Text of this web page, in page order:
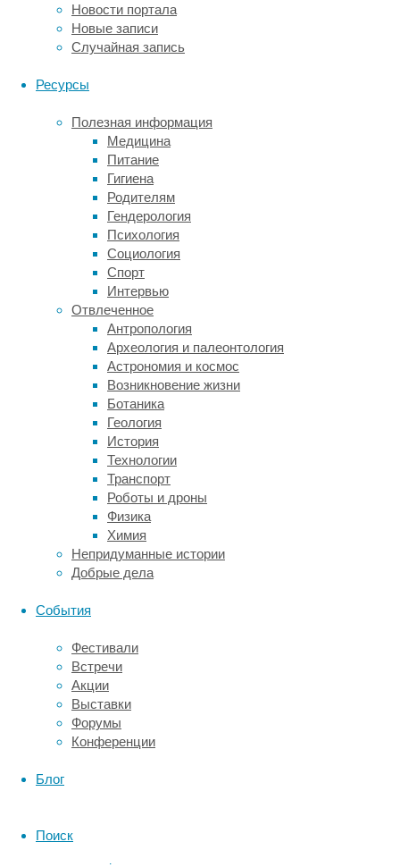
Новости портала
Новые записи
Случайная запись
Ресурсы
Полезная информация
Медицина
Питание
Гигиена
Родителям
Гендерология
Психология
Социология
Спорт
Интервью
Отвлеченное
Антропология
Археология и палеонтология
Астрономия и космос
Возникновение жизни
Ботаника
Геология
История
Технологии
Транспорт
Роботы и дроны
Физика
Химия
Непридуманные истории
Добрые дела
События
Фестивали
Встречи
Акции
Выставки
Форумы
Конференции
Блог
Поиск
откуда
поступают
в
Важно,
этот
интерфейс
сейчас
не
требует
постоянного
контроля.
Благодаря
этому
интерфейсу
НВ
смогла
сыграть
простые
компьютерные
игры
(типа
пинг-
понга),
передавать
сообщения
(правда,
изначально
набор
инициалов
у
НВ
ушло
целых
50